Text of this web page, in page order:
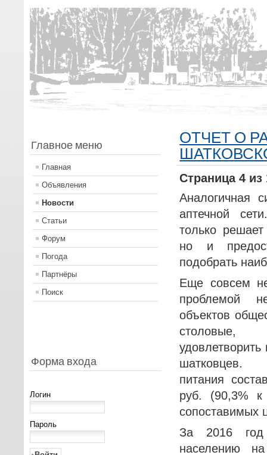
Главное меню
Главная
Объявления
Новости
Статьи
Форум
Погода
Партнёры
Поиск
Форма входа
Логин
Пароль
ОТЧЕТ О
Страница 4 из
Аналогичная
аптечной
только
но и
подобрать
Еще совсем
проблемой
объектов
шатковцев.
питания
руб. (90,3%
сопоставимых
За 2016 год
населению